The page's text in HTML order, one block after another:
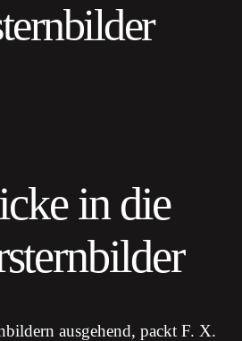
in die
ausgehend, packt F. X.